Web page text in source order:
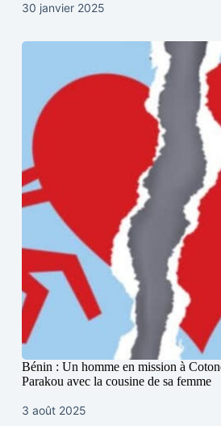
30 janvier 2025
Bénin : Un homme en mission à
Parakou avec la cousine de sa femme
3 août 2025